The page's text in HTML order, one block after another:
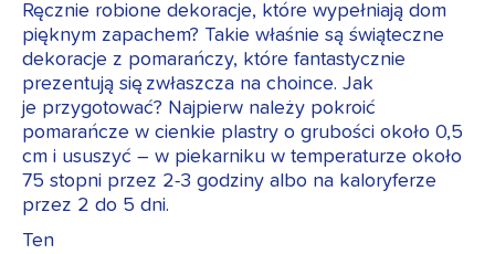
Ręcznie robione dekoracje, które wypełniają dom
pięknym zapachem? Takie właśnie są świąteczne
dekoracje z pomarańczy, które fantastycznie
prezentują się zwłaszcza na choince. Jak
je przygotować? Najpierw należy pokroić
pomarańcze w cienkie plastry o grubości około 0,5
cm i ususzyć – w piekarniku w temperaturze około
75 stopni przez 2-3 godziny albo na kaloryferze
przez 2 do 5 dni.
Ten